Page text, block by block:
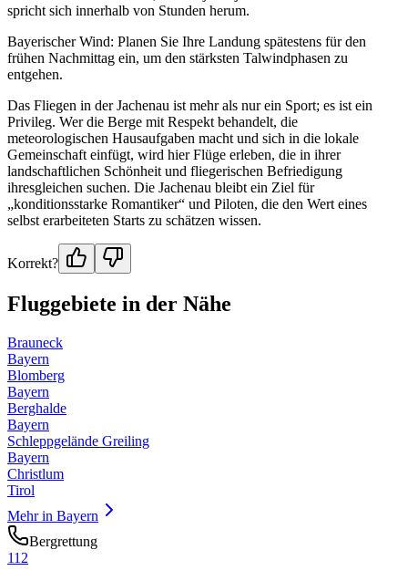
spricht sich innerhalb von Stunden herum.
Bayerischer Wind: Planen Sie Ihre Landung spätestens für den
frühen Nachmittag ein, um den stärksten Talwindphasen zu
entgehen.
Das Fliegen in der Jachenau ist mehr als nur ein Sport; es ist ein
Privileg. Wer die Berge mit Respekt behandelt, die
meteorologischen Hausaufgaben macht und sich in die lokale
Gemeinschaft einfügt, wird hier Flüge erleben, die in ihrer
landschaftlichen Schönheit und fliegerischen Befriedigung
ihresgleichen suchen. Die Jachenau bleibt ein Ziel für
„konditionsstarke Romantiker“ und Piloten, die den Wert eines
selbst erarbeiteten Starts zu schätzen wissen.
Korrekt?
Fluggebiete in der Nähe
Brauneck
Bayern
Blomberg
Bayern
Berghalde
Bayern
Schleppgelände Greiling
Bayern
Christlum
Tirol
Mehr in Bayern
Bergrettung
112